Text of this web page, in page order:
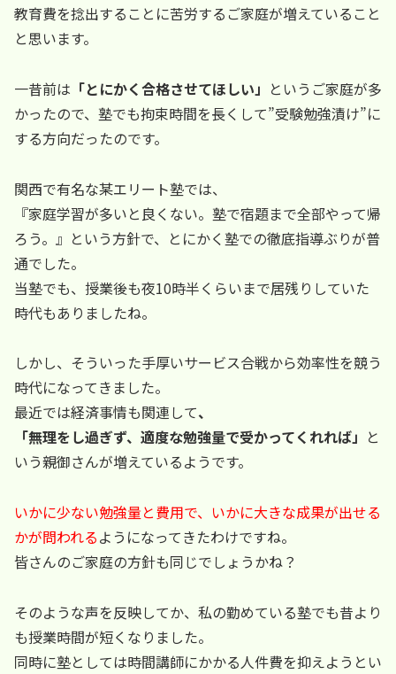
教育費を捻出することに苦労するご家庭が増えていること
と思います。
一昔前は 「とにかく合格させてほしい」 というご家庭が多
かったので、塾でも拘束時間を長くして”受験勉強漬け”に
する方向だったのです。
関西で有名な某エリート塾では、
『家庭学習が多いと良くない。塾で宿題まで全部やって帰
ろう。』という方針で、とにかく塾での徹底指導ぶりが普
通でした。
当塾でも、授業後も夜10時半くらいまで居残りしていた
時代もありましたね。
しかし、そういった手厚いサービス合戦から効率性を競う
時代になってきました。
最近では経済事情も関連して、
「無理をし過ぎず、適度な勉強量で受かってくれれば」 と
いう親御さんが増えているようです。
いかに少ない勉強量と費用で、いかに大きな成果が出せる
かが問われるようになってきたわけですね。
皆さんのご家庭の方針も同じでしょうかね？
そのような声を反映してか、私の勤めている塾でも昔より
も授業時間が短くなりました。
同時に塾としては時間講師にかかる人件費を抑えようとい